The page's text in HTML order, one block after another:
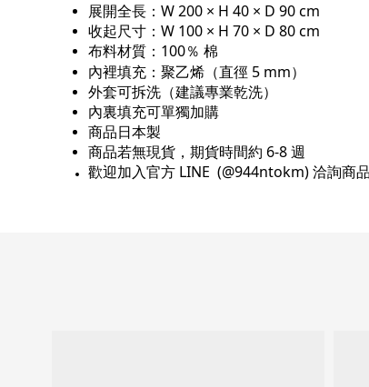
展開全長：W 200 × H 40 × D 90 cm
收起尺寸：W 100 × H 70 × D 80 cm
布料材質：100％ 棉
內裡填充：聚乙烯（直徑 5 mm）
外套可拆洗（建議專業乾洗）
內裏填充可單獨加購
商品日本製
商品若無現貨，期貨時間約 6-8 週
歡迎加入官方 LINE (@944ntokm) 洽詢商